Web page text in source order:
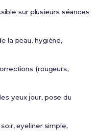
sur plusieurs séances
la peau, hygiène,
(rougeurs,
yeux jour, pose du
soir, eyeliner simple,